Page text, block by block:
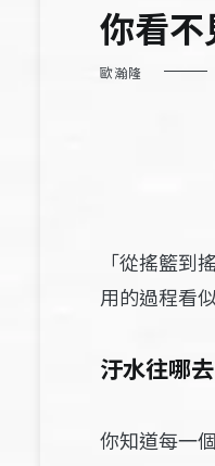
你看
歐瀚隆
「從搖籃
用的過程看
汙水往哪
你知道每一